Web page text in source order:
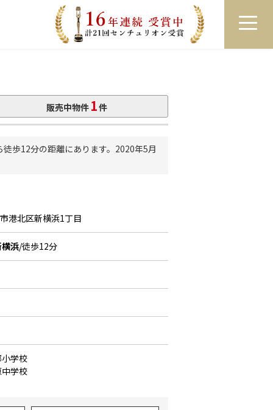
ログイン 来店予約 LINEで相談
販売中物件 1件
歩12分の距離にあります。2020年5月
港北区新横浜1丁目
浜/徒歩12分
学校
学校